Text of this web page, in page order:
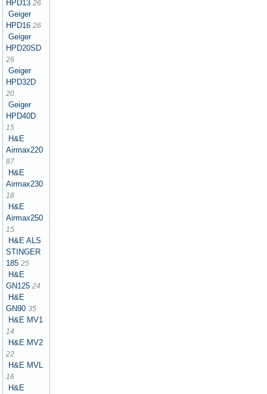
HPD13 26
Geiger
HPD16 26
Geiger
HPD20SD
26
Geiger
HPD32D
20
Geiger
HPD40D
15
H&E
Airmax220
87
H&E
Airmax230
18
H&E
Airmax250
15
H&E ALS
STINGER
185 25
H&E
GN125 24
H&E
GN90 35
H&E MV1
14
H&E MV2
22
H&E MVL
16
H&E